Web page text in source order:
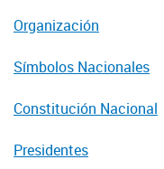
Organización
Símbolos Nacionales
Constitución Nacional
Presidentes